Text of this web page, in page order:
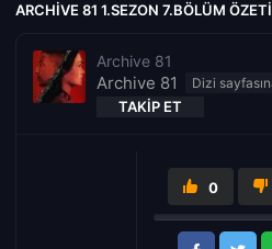
ARCHIVE 81 1.SEZON 7.BÖLÜM ÖZETI
Archive 81
Archive 81
TAKIP ET
0